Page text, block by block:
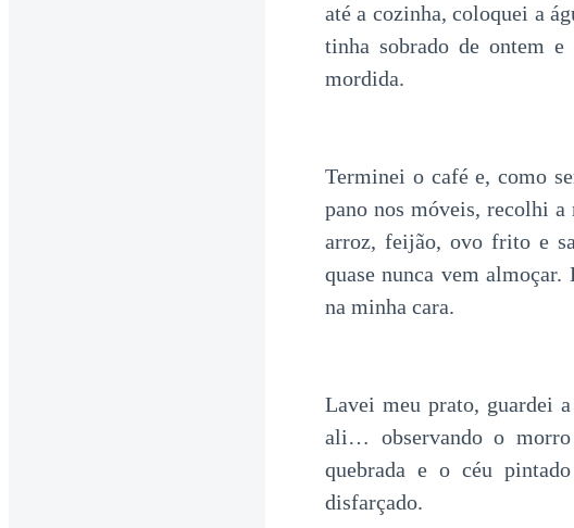
até a cozinha, coloquei a
tinha sobrado de ontem
mordida.
Terminei o café e, como
pano nos móveis, recolhi
arroz, feijão, ovo frito e
quase nunca vem almoçar.
na minha cara.
Lavei meu prato, guardei
ali… observando o morro
quebrada e o céu
disfarçado.